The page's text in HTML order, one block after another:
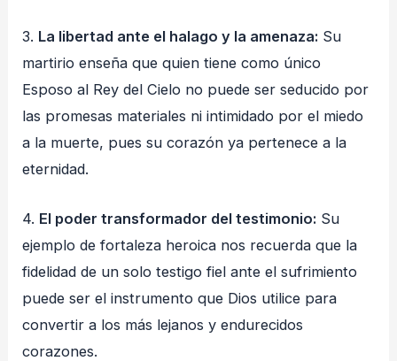
3. La libertad ante el halago y la amenaza: Su
martirio enseña que quien tiene como único
Esposo al Rey del Cielo no puede ser seducido por
las promesas materiales ni intimidado por el miedo
a la muerte, pues su corazón ya pertenece a la
eternidad.
4. El poder transformador del testimonio: Su
ejemplo de fortaleza heroica nos recuerda que la
fidelidad de un solo testigo fiel ante el sufrimiento
puede ser el instrumento que Dios utilice para
convertir a los más lejanos y endurecidos
corazones.